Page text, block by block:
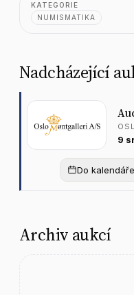
KATEGORIE
NUMISMATIKA
Nadcházející
O S L
Au
9 s
Do kalendáře
Archiv aukcí